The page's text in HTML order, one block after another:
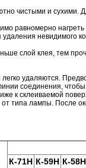
чистыми и сухими.
равномерно
невидимого
слой клея, тем
удаляются.
соединения,
к склеиваемой
типа лампы. После
К-71Н К-59Н К-58Н